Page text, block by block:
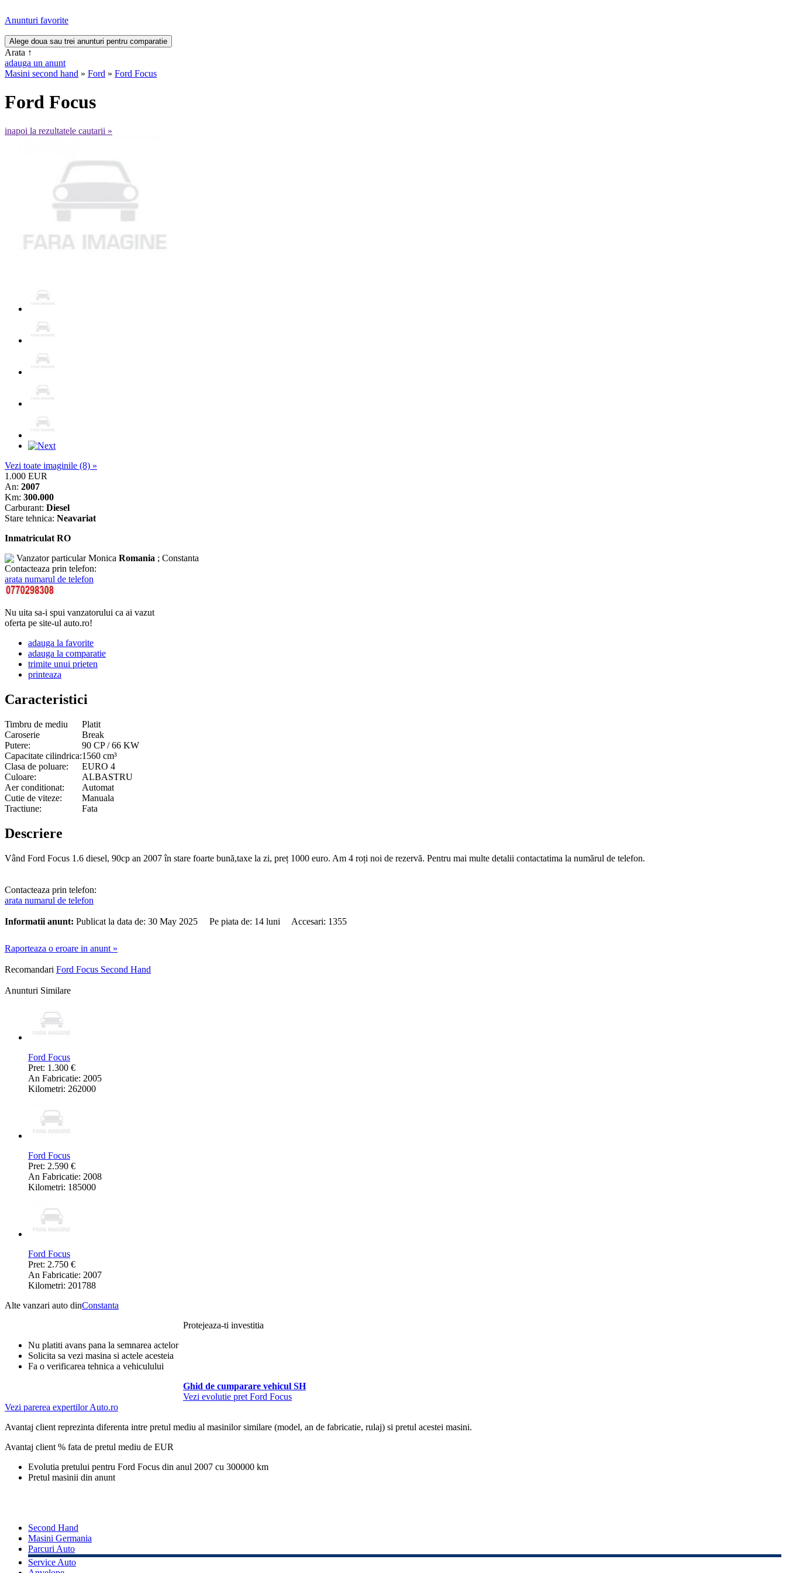
Anunturi favorite
Arata ↑
adauga un anunt
Masini second hand » Ford » Ford Focus
Ford Focus
inapoi la rezultatele cautarii »
Vezi toate imaginile (8) »
1.000 EUR
An: 2007
Km: 300.000
Carburant: Diesel
Stare tehnica: Neavariat
Inmatriculat RO
Vanzator particularMonica Romania ; Constanta
Contacteaza prin telefon:
arata numarul de telefon
Nu uita sa-i spui vanzatorului ca ai vazut
oferta pe site-ul auto.ro!
adauga la favorite
adauga la comparatie
trimite unui prieten
printeaza
Caracteristici
Timbru de mediu
Platit
Caroserie
Break
Putere:
90 CP / 66 KW
Capacitate cilindrica:1560 cm³
Clasa de poluare:
EURO 4
Culoare:
ALBASTRU
Aer conditionat:
Automat
Cutie de viteze:
Manuala
Tractiune:
Fata
Descriere
Vând Ford Focus 1.6 diesel, 90cp an 2007 în stare foarte bună,taxe la zi, preț 1000 euro. Am 4 roți noi de rezervă. Pentru mai multe detalii contactatima la numărul de telefon.
Contacteaza prin telefon:
arata numarul de telefon
Informatii anunt: Publicat la data de: 30 May 2025 Pe piata de: 14 luni Accesari: 1355
Raporteaza o eroare in anunt »
Recomandari Ford Focus Second Hand
Anunturi Similare
Ford Focus
Pret: 1.300 €
An Fabricatie: 2005
Kilometri: 262000
Ford Focus
Pret: 2.590 €
An Fabricatie: 2008
Kilometri: 185000
Ford Focus
Pret: 2.750 €
An Fabricatie: 2007
Kilometri: 201788
Alte vanzari auto dinConstanta
Protejeaza-ti investitia
Nu platiti avans pana la semnarea actelor
Solicita sa vezi masina si actele acesteia
Fa o verificarea tehnica a vehiculului
Ghid de cumparare vehicul SH
Vezi evolutie pret Ford Focus
Vezi parerea expertilor Auto.ro
Avantaj client reprezinta diferenta intre pretul mediu al masinilor similare (model, an de fabricatie, rulaj) si pretul acestei masini.
Avantaj client % fata de pretul mediu de EUR
Evolutia pretului pentru Ford Focus din anul 2007 cu 300000 km
Pretul masinii din anunt
Second Hand
Masini Germania
Parcuri Auto
Service Auto